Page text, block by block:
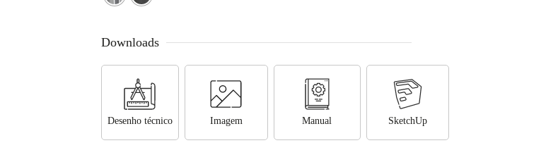
Downloads
Desenho técnico Imagem Manual SketchUp